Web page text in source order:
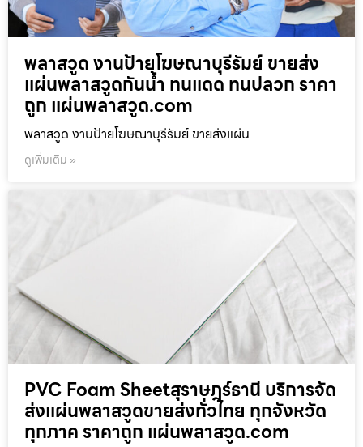
พลาสวูด งานป้ายโฆษณาบุรีรัมย์ ขายส่ง
แผ่นพลาสวูดกันน้ำ ทนแดด ทนปลวก ราคา
ถูก แผ่นพลาสวูด.com
พลาสวูด งานป้ายโฆษณาบุรีรัมย์ ขายส่งแผ่น
ดูเพิ่มเติม »
PVC Foam Sheetสุราษฎร์ธานี บริการจัด
ส่งแผ่นพลาสวูดขายส่งทั่วไทย ทุกจังหวัด
ทุกภาค ราคาถูก แผ่นพลาสวูด.com